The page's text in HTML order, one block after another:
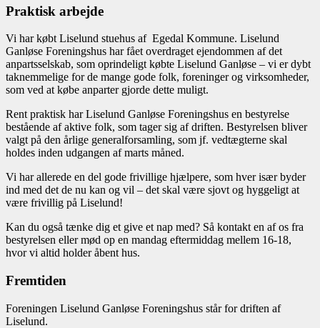
Praktisk arbejde
Vi har købt Liselund stuehus af Egedal Kommune. Liselund
Ganløse Foreningshus har fået overdraget ejendommen af det
anpartsselskab, som oprindeligt købte Liselund Ganløse – vi er dybt
taknemmelige for de mange gode folk, foreninger og virksomheder,
som ved at købe anparter gjorde dette muligt.
Rent praktisk har Liselund Ganløse Foreningshus en bestyrelse
bestående af aktive folk, som tager sig af driften. Bestyrelsen bliver
valgt på den årlige generalforsamling, som jf. vedtægterne skal
holdes inden udgangen af marts måned.
Vi har allerede en del gode frivillige hjælpere, som hver især byder
ind med det de nu kan og vil – det skal være sjovt og hyggeligt at
være frivillig på Liselund!
Kan du også tænke dig et give et nap med? Så kontakt en af os fra
bestyrelsen eller mød op en mandag eftermiddag mellem 16-18,
hvor vi altid holder åbent hus.
Fremtiden
Foreningen Liselund Ganløse Foreningshus står for driften af
Liselund.